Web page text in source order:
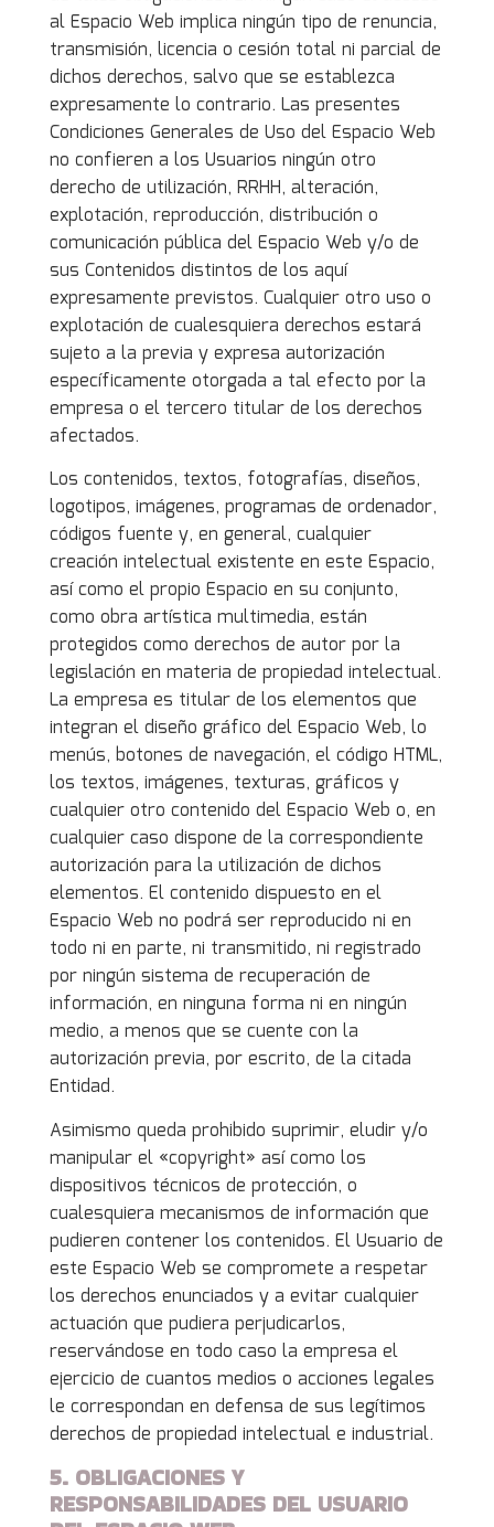
al Espacio Web implica ningún tipo de renuncia,
transmisión, licencia o cesión total ni parcial de
dichos derechos, salvo que se establezca
expresamente lo contrario. Las presentes
Condiciones Generales de Uso del Espacio Web
no confieren a los Usuarios ningún otro
derecho de utilización, RRHH, alteración,
explotación, reproducción, distribución o
comunicación pública del Espacio Web y/o de
sus Contenidos distintos de los aquí
expresamente previstos. Cualquier otro uso o
explotación de cualesquiera derechos estará
sujeto a la previa y expresa autorización
específicamente otorgada a tal efecto por la
empresa o el tercero titular de los derechos
afectados.
Los contenidos, textos, fotografías, diseños,
logotipos, imágenes, programas de ordenador,
códigos fuente y, en general, cualquier
creación intelectual existente en este Espacio,
así como el propio Espacio en su conjunto,
como obra artística multimedia, están
protegidos como derechos de autor por la
legislación en materia de propiedad intelectual.
La empresa es titular de los elementos que
integran el diseño gráfico del Espacio Web, lo
menús, botones de navegación, el código HTML,
los textos, imágenes, texturas, gráficos y
cualquier otro contenido del Espacio Web o, en
cualquier caso dispone de la correspondiente
autorización para la utilización de dichos
elementos. El contenido dispuesto en el
Espacio Web no podrá ser reproducido ni en
todo ni en parte, ni transmitido, ni registrado
por ningún sistema de recuperación de
información, en ninguna forma ni en ningún
medio, a menos que se cuente con la
autorización previa, por escrito, de la citada
Entidad.
Asimismo queda prohibido suprimir, eludir y/o
manipular el «copyright» así como los
dispositivos técnicos de protección, o
cualesquiera mecanismos de información que
pudieren contener los contenidos. El Usuario de
este Espacio Web se compromete a respetar
los derechos enunciados y a evitar cualquier
actuación que pudiera perjudicarlos,
reservándose en todo caso la empresa el
ejercicio de cuantos medios o acciones legales
le correspondan en defensa de sus legítimos
derechos de propiedad intelectual e industrial.
5. OBLIGACIONES Y
RESPONSABILIDADES DEL USUARIO